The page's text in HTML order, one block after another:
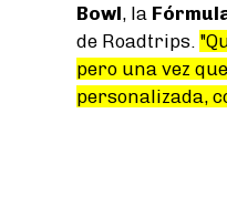
Bowl, la
de Roadtrips.
pero una vez
personalizada,